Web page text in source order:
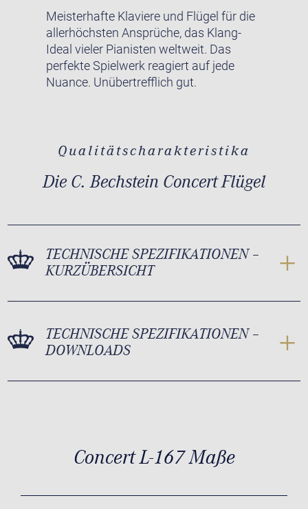
Meisterhafte Klaviere und Flügel für die
allerhöchsten Ansprüche, das Klang-
Ideal vieler Pianisten weltweit. Das
perfekte Spielwerk reagiert auf jede
Nuance. Unübertrefflich gut.
Qualitätscharakteristika
Die C. Bechstein Concert Flügel
TECHNISCHE SPEZIFIKATIONEN –
KURZÜBERSICHT
TECHNISCHE SPEZIFIKATIONEN –
DOWNLOADS
Concert L-167 Maße